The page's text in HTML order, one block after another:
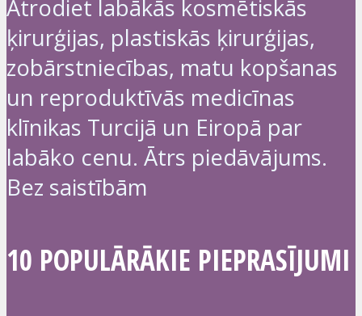
Atrodiet labākās kosmētiskās
ķirurģijas, plastiskās ķirurģijas,
zobārstniecības, matu kopšanas
un reproduktīvās medicīnas
klīnikas Turcijā un Eiropā par
labāko cenu. Ātrs piedāvājums.
Bez saistībām
10 POPULĀRĀKIE PIEPRASĪJUMI